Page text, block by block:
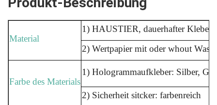
Material
1) HAUSTIER, dauerhafter Kleber
2) Wertpapier mit oder whout
Farbe des Materials
1) Hologrammaufkleber: Silber,
2) Sicherheit sitcker: farbenreich